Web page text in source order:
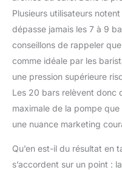
Plusieurs utilisateurs
dépasse jamais les 7 à 9
conseillons de rappeler
comme idéale par les
une pression supérieure
Les 20 bars relèvent donc
maximale de la pompe que
une nuance marketing
Qu’en est-il du résultat en
s’accordent sur un point :